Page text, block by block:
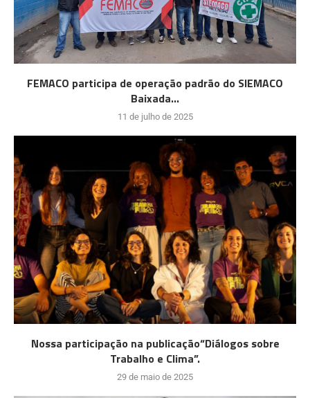
FEMACO participa de operação padrão do SIEMACO
Baixada...
11 de julho de 2025
Nossa participação na publicação“Diálogos sobre
Trabalho e Clima”.
29 de maio de 2025